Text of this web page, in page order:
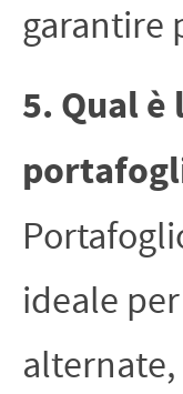
garantire
5. Qual
ideale